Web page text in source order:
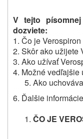
V tejto
dozviete:
1. Čo je
2. Skôr ako užijete
3. Ako užívať
4. Možné vedľajšie
Ako
6. Ďalšie informácie
ČO JE